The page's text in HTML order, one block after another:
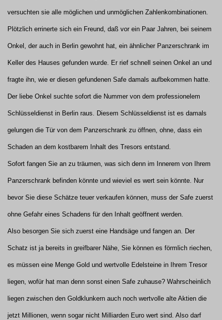
versuchten sie alle möglichen und unmöglichen Zahlenkombinationen.
Plötzlich errinerte sich ein Freund, daß vor ein Paar Jahren, bei seinem
Onkel, der auch in Berlin gewohnt hat, ein ähnlicher Panzerschrank im
Keller des Hauses gefunden wurde. Er rief schnell seinen Onkel an und
fragte ihn, wie er diesen gefundenen Safe damals aufbekommen hatte.
Der liebe Onkel suchte sofort die Nummer von dem professionelem
Schlüsseldienst in Berlin raus. Diesem Schlüsseldienst ist es damals
gelungen die Tür von dem Panzerschrank zu öffnen, ohne, dass ein
Schaden an dem kostbarem Inhalt des Tresors entstand.
Sofort fangen Sie an zu träumen, was sich denn im Innerem von Ihrem
Panzerschrank befinden könnte und wieviel es wert sein könnte. Nur
bevor Sie diese Schätze teuer verkaufen können, muss der Safe zuerst
ohne Gefahr eines Schadens für den Inhalt geöffnent werden.
Also besorgen Sie sich zuerst eine Handsäge und fangen an. Der
Schatz ist ja bereits in greifbarer Nähe, Sie können es förmlich riechen,
es müssen eine Menge Gold und wertvolle Edelsteine in Ihrem Tresor
liegen, wofür hat man denn sonst einen Safe zuhause? Wahrscheinlich
liegen zwischen den Goldklunkern auch noch wertvolle alte Aktien die
jetzt Millionen, wenn sogar nicht Milliarden Euro wert sind. Also darf